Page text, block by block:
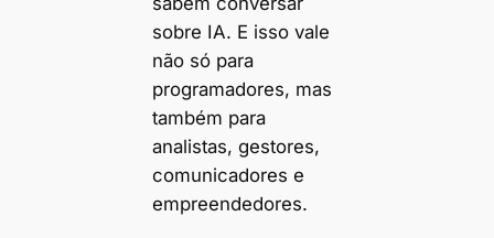
sobre IA. E isso vale
não só para
programadores, mas
também para
analistas, gestores,
comunicadores e
empreendedores.